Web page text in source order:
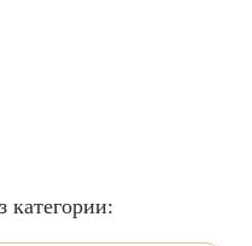
категории: